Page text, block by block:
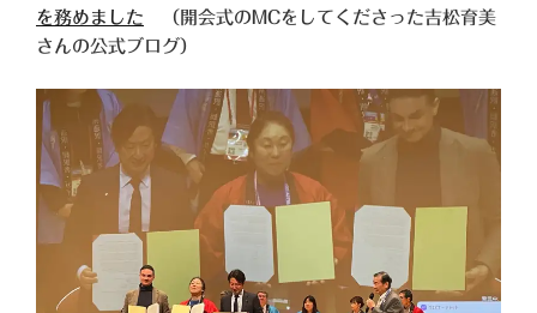
を務めました （開会式のMCをしてくださった吉松育美
さんの公式ブログ）